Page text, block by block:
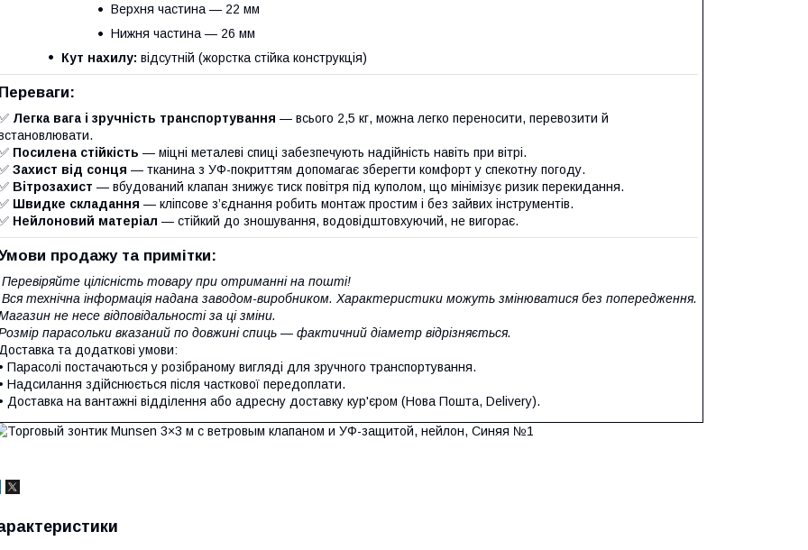
Верхня частина — 22 мм
Нижня частина — 26 мм
Кут нахилу: відсутній (жорстка стійка конструкція)
Переваги:
Легка вага і зручність транспортування — всього 2,5 кг, можна легко переносити, перевозити й
Посилена стійкість — міцні металеві спиці забезпечують надійність навіть при вітрі.
Захист від сонця — тканина з УФ-покриттям допомагає зберегти комфорт у спекотну погоду.
Вітрозахист — вбудований клапан знижує тиск повітря під куполом, що мінімізує ризик перекидання.
Швидке складання — кліпсове з’єднання робить монтаж простим і без зайвих інструментів.
Нейлоновий матеріал — стійкий до зношування, водовідштовхуючий, не вигорає.
продажу та примітки:
Перевіряйте цілісність товару при отриманні на пошті!
Вся технічна інформація надана заводом-виробником. Характеристики можуть змінюватися без попередження.
не несе відповідальності за ці зміни.
парасольки вказаний по довжині спиць — фактичний діаметр відрізняється.
Доставка та додаткові умови:
• Парасолі постачаються у розібраному вигляді для зручного транспортування.
• Надсилання здійснюється після часткової передоплати.
• Доставка на вантажні відділення або адресну доставку кур'єром (Нова Пошта, Delivery).